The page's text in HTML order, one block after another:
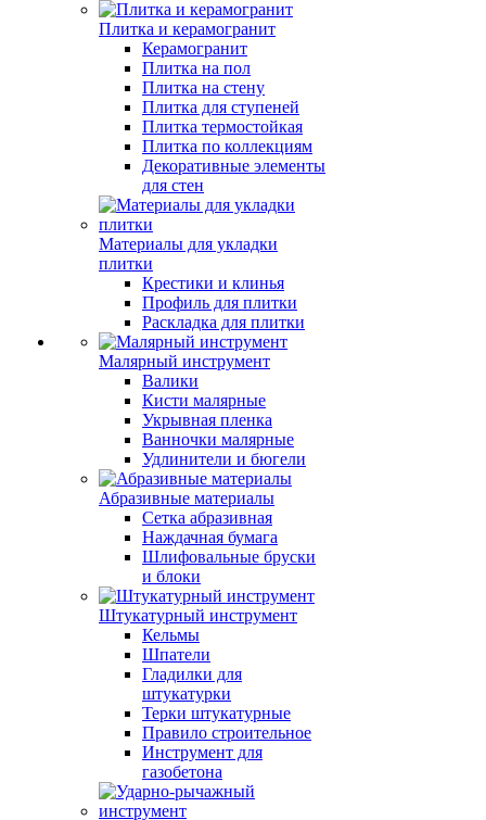
Плитка и керамогранит
Керамогранит
Плитка на пол
Плитка на стену
Плитка для ступеней
Плитка термостойкая
Плитка по коллекциям
Декоративные элементы
для стен
Материалы для укладки
плитки
Крестики и клинья
Профиль для плитки
Раскладка для плитки
Малярный инструмент
Валики
Кисти малярные
Укрывная пленка
Ванночки малярные
Удлинители и бюгели
Абразивные материалы
Сетка абразивная
Наждачная бумага
Шлифовальные бруски
и блоки
Штукатурный инструмент
Кельмы
Шпатели
Гладилки для
штукатурки
Терки штукатурные
Правило строительное
Инструмент для
газобетона